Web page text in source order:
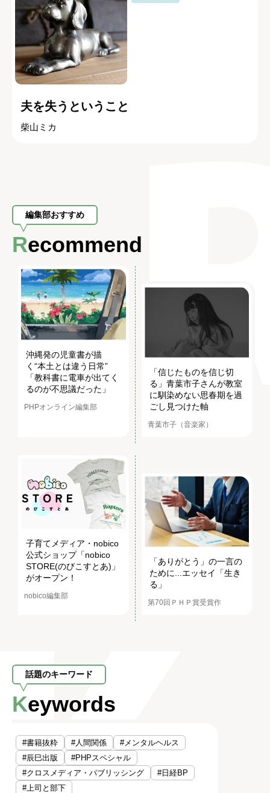
夫を失うということ
柴山ミカ
編集部おすすめ
Recommend
沖縄発の児童書が描
く“本土とは違う日常”
「教科書に電車が出てく
るのが不思議だった」
PHPオンライン編集部
「信じたものを信じ切
る」青葉市子さんが教室
に馴染めない思春期を過
ごし見つけた軸
青葉市子（音楽家）
子育てメディア・nobico
公式ショップ「nobico
STORE(のびこすとあ)」
がオープン！
nobico編集部
「ありがとう」の一言の
ために...エッセイ「生き
る」
第70回ＰＨＰ賞受賞作
話題のキーワード
Keywords
#書籍抜粋 #人間関係
#メンタルヘルス
#辰巳出版
#PHPスペシャル
#クロスメディア・パブリッシング
#日経BP
#上司と部下